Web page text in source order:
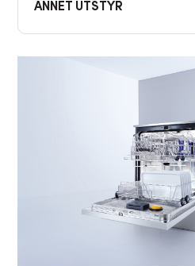
ANNET UTSTYR